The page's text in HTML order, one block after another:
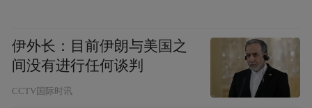
伊外长：目前伊朗与美国之
间没有进行任何谈判
CCTV国际时讯